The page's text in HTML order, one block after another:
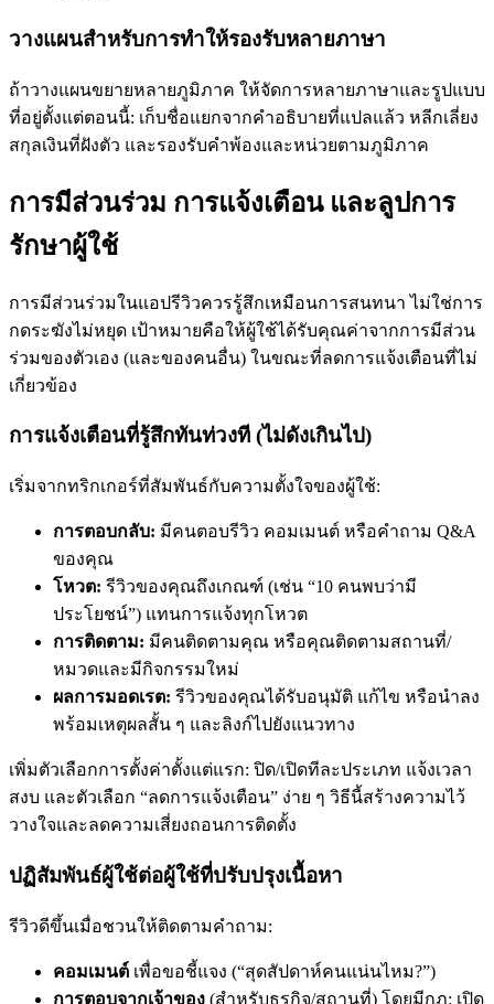
วางแผนสำหรับการทำให้รองรับหลายภาษา
ถ้าวางแผนขยายหลายภูมิภาค ให้จัดการหลายภาษาและรูปแบบ
ที่อยู่ตั้งแต่ตอนนี้: เก็บชื่อแยกจากคำอธิบายที่แปลแล้ว หลีกเลี่ยง
สกุลเงินที่ฝังตัว และรองรับคำพ้องและหน่วยตามภูมิภาค
การมีส่วนร่วม การแจ้งเตือน และลูปการ
รักษาผู้ใช้
การมีส่วนร่วมในแอปรีวิวควรรู้สึกเหมือนการสนทนา ไม่ใช่การ
กดระฆังไม่หยุด เป้าหมายคือให้ผู้ใช้ได้รับคุณค่าจากการมีส่วน
ร่วมของตัวเอง (และของคนอื่น) ในขณะที่ลดการแจ้งเตือนที่ไม่
เกี่ยวข้อง
การแจ้งเตือนที่รู้สึกทันท่วงที (ไม่ดังเกินไป)
เริ่มจากทริกเกอร์ที่สัมพันธ์กับความตั้งใจของผู้ใช้:
การตอบกลับ: มีคนตอบรีวิว คอมเมนต์ หรือคำถาม Q&A
ของคุณ
โหวต: รีวิวของคุณถึงเกณฑ์ (เช่น “10 คนพบว่ามี
ประโยชน์”) แทนการแจ้งทุกโหวต
การติดตาม: มีคนติดตามคุณ หรือคุณติดตามสถานที่/
หมวดและมีกิจกรรมใหม่
ผลการมอดเรต: รีวิวของคุณได้รับอนุมัติ แก้ไข หรือนำลง
พร้อมเหตุผลสั้น ๆ และลิงก์ไปยังแนวทาง
เพิ่มตัวเลือกการตั้งค่าตั้งแต่แรก: ปิด/เปิดทีละประเภท แจ้งเวลา
สงบ และตัวเลือก “ลดการแจ้งเตือน” ง่าย ๆ วิธีนี้สร้างความไว้
วางใจและลดความเสี่ยงถอนการติดตั้ง
ปฏิสัมพันธ์ผู้ใช้ต่อผู้ใช้ที่ปรับปรุงเนื้อหา
รีวิวดีขึ้นเมื่อชวนให้ติดตามคำถาม:
คอมเมนต์ เพื่อขอชี้แจง (“สุดสัปดาห์คนแน่นไหม?”)
การตอบจากเจ้าของ (สำหรับธุรกิจ/สถานที่) โดยมีกฎ: เปิด